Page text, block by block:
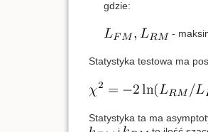
gdzie:
-
Statystyka testowa ma
Statystyka ta ma